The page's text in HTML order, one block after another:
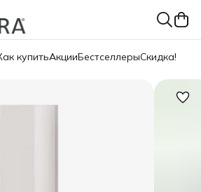
купитьАкцииБестселлерыСкидка!